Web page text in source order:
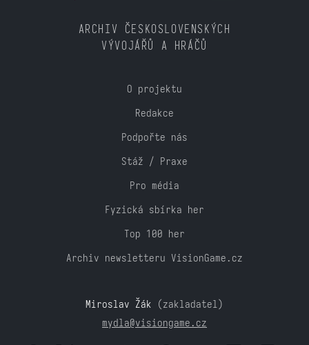
ARCHIV ČESKOSLOVENSKÝCH
VÝVOJÁŘŮ A HRÁČŮ
O projektu
Redakce
Podpořte nás
Stáž / Praxe
Pro média
Fyzická sbírka her
Top 100 her
Archiv newsletteru VisionGame.cz
Miroslav Žák (zakladatel)
mydla@visiongame.cz